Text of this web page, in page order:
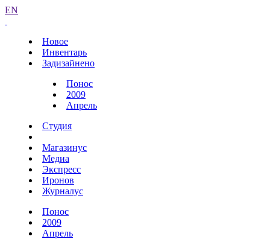
EN
Новое
Инвентарь
Задизайнено
Понос
2009
Апрель
Студия
Магазинус
Медиа
Экспресс
Иронов
Журналус
Понос
2009
Апрель